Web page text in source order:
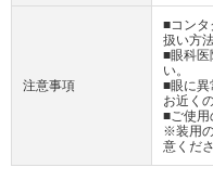
注意事項
■コンタ
扱い方
■眼科医
い。
■眼に異
お近く
■ご使用
※装用
意くださ